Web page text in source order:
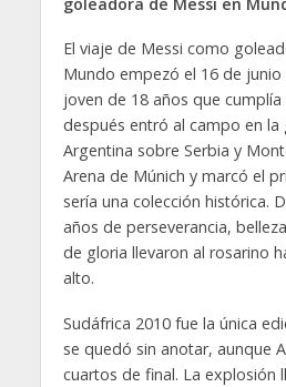
El viaje de Messi como
Mundo empezó el 16 de
joven de 18 años que
después entró al campo en la
Argentina sobre Serbia y
Arena de Múnich y marcó el
sería una colección histórica.
años de perseverancia,
de gloria llevaron al rosarino
alto.
Sudáfrica 2010 fue la única
se quedó sin anotar, aunque
cuartos de final. La explosión